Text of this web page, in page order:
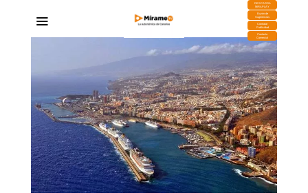
DESCARGA
MIRAPLAY
Buzón de
Sugerencias
Contratar
Publicidad
Contacto
Comercial